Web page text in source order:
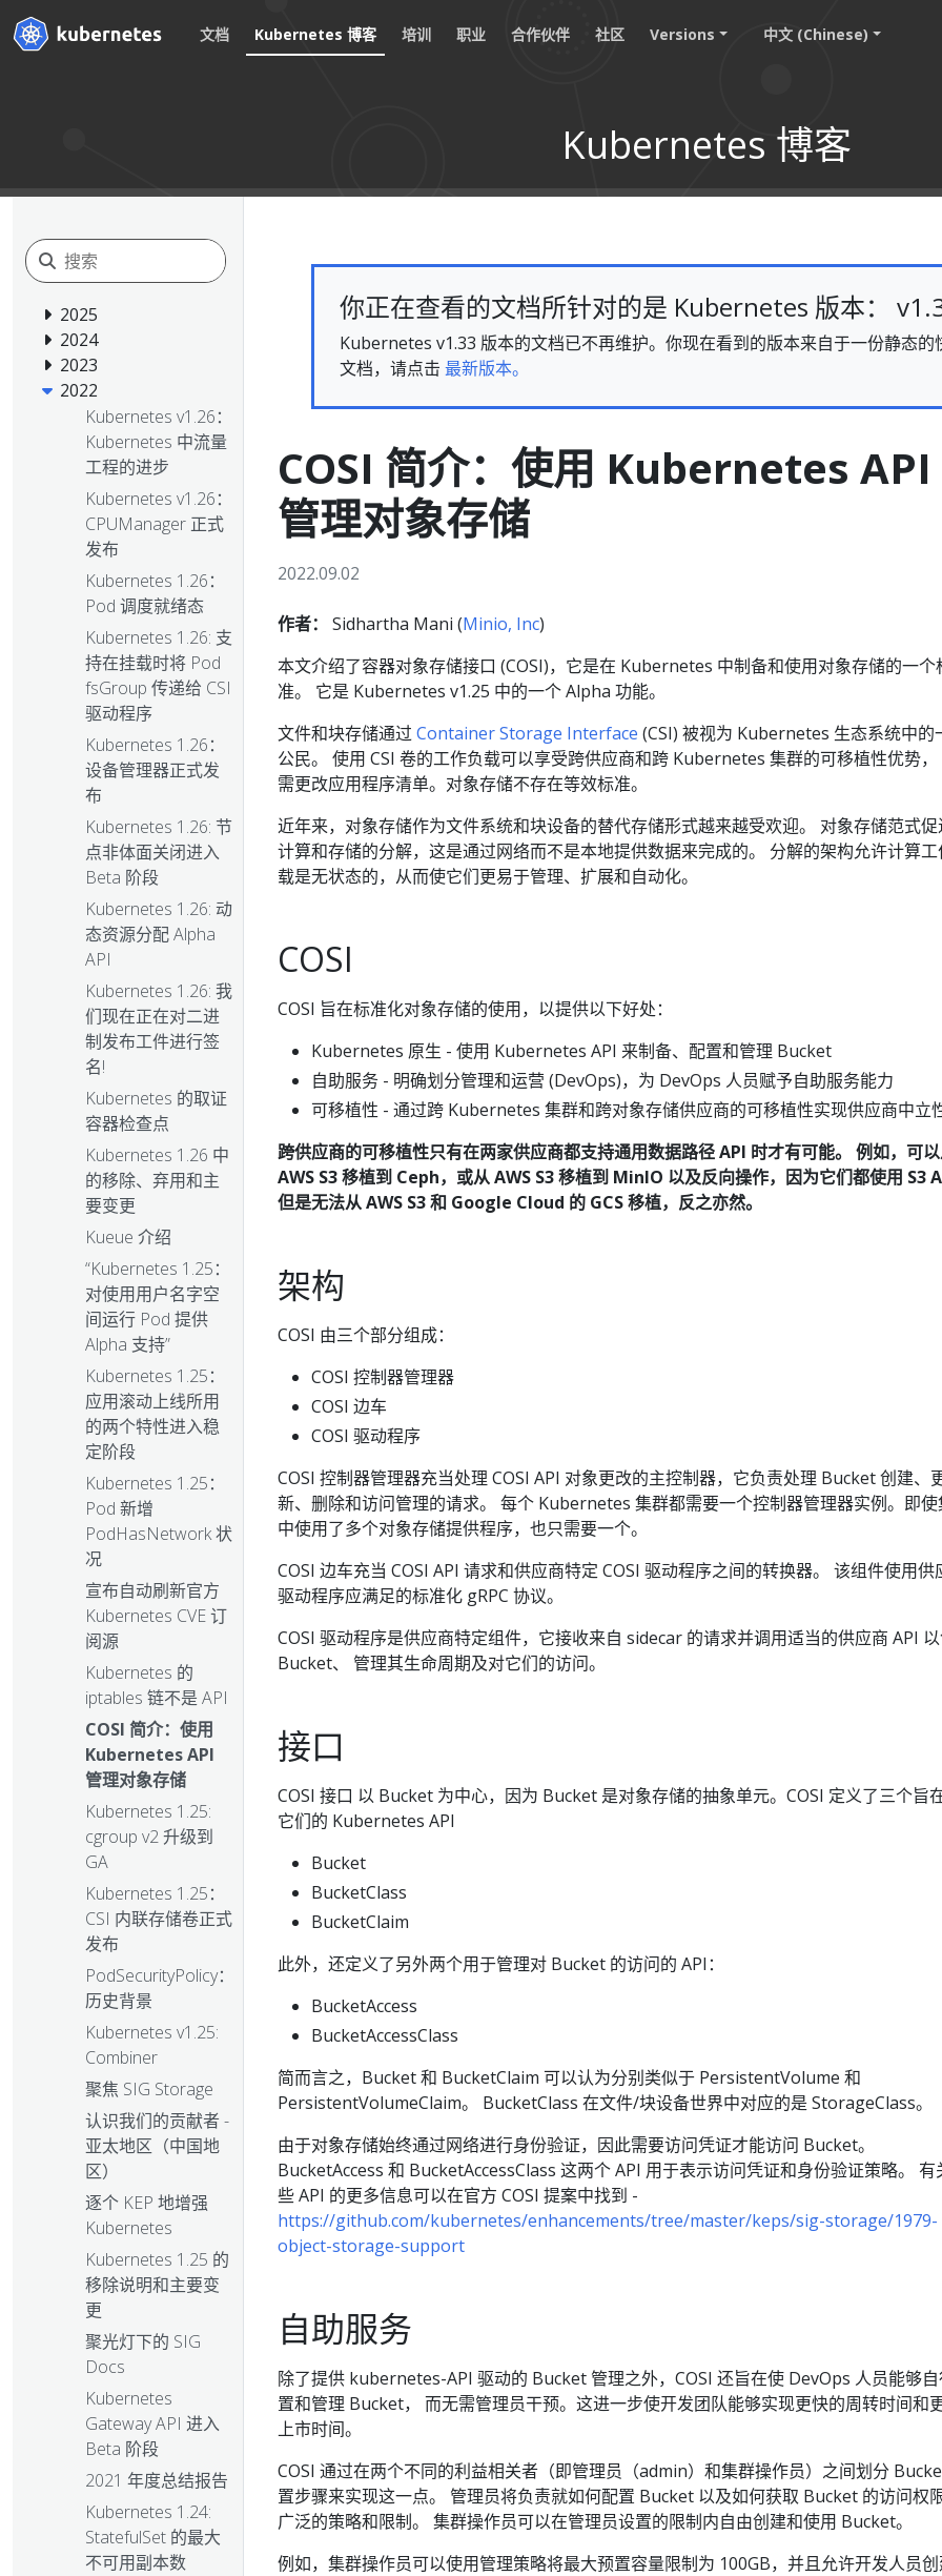
文档 Kubernetes 博客 培训 职业 合作伙伴 社区 Versions 中文 (Chinese)
Kubernetes 博客
2025
2024
2023
2022
Kubernetes v1.26：
Kubernetes 中流量
工程的进步
Kubernetes v1.26：
CPUManager 正式
发布
Kubernetes 1.26：
Pod 调度就绪态
Kubernetes 1.26: 支
持在挂载时将 Pod
fsGroup 传递给 CSI
驱动程序
Kubernetes 1.26：
设备管理器正式发
布
Kubernetes 1.26: 节
点非体面关闭进入
Beta 阶段
Kubernetes 1.26: 动
态资源分配 Alpha
API
Kubernetes 1.26: 我
们现在正在对二进
制发布工件进行签
名!
Kubernetes 的取证
容器检查点
Kubernetes 1.26 中
的移除、弃用和主
要变更
Kueue 介绍
“Kubernetes 1.25：
对使用用户名字空
间运行 Pod 提供
Alpha 支持”
Kubernetes 1.25：
应用滚动上线所用
的两个特性进入稳
定阶段
Kubernetes 1.25：
Pod 新增
PodHasNetwork 状
况
宣布自动刷新官方
Kubernetes CVE 订
阅源
Kubernetes 的
iptables 链不是 API
COSI 简介：使用
Kubernetes API
管理对象存储
Kubernetes 1.25:
cgroup v2 升级到
GA
Kubernetes 1.25：
CSI 内联存储卷正式
发布
PodSecurityPolicy：
历史背景
Kubernetes v1.25:
Combiner
聚焦 SIG Storage
认识我们的贡献者 -
亚太地区（中国地
区）
逐个 KEP 地增强
Kubernetes
Kubernetes 1.25 的
移除说明和主要变
更
聚光灯下的 SIG
Docs
Kubernetes
Gateway API 进入
Beta 阶段
2021 年度总结报告
Kubernetes 1.24:
StatefulSet 的最大
不可用副本数
你正在查看的文档所针对的是 Kubernetes 版本：
Kubernetes v1.33 版本的文档已不再维护。你现在看到的版本来自于一份静态的
文档，请点击 最新版本。
COSI 简介：使用 Kubernetes API
管理对象存储
2022.09.02
作者： Sidhartha Mani (Minio, Inc)
本文介绍了容器对象存储接口 (COSI)，它是在 Kubernetes 中制备和使用对象存储的一个
准。 它是 Kubernetes v1.25 中的一个 Alpha 功能。
文件和块存储通过 Container Storage Interface (CSI) 被视为 Kubernetes 生态系统中的
公民。 使用 CSI 卷的工作负载可以享受跨供应商和跨 Kubernetes 集群的可移植性优势，
需更改应用程序清单。对象存储不存在等效标准。
近年来，对象存储作为文件系统和块设备的替代存储形式越来越受欢迎。 对象存储范式
计算和存储的分解，这是通过网络而不是本地提供数据来完成的。 分解的架构允许计算
载是无状态的，从而使它们更易于管理、扩展和自动化。
COSI
COSI 旨在标准化对象存储的使用，以提供以下好处：
Kubernetes 原生 - 使用 Kubernetes API 来制备、配置和管理 Bucket
自助服务 - 明确划分管理和运营 (DevOps)，为 DevOps 人员赋予自助服务能力
可移植性 - 通过跨 Kubernetes 集群和跨对象存储供应商的可移植性实现供应商中立
跨供应商的可移植性只有在两家供应商都支持通用数据路径 API 时才有可能。 例如，可
AWS S3 移植到 Ceph，或从 AWS S3 移植到 MinIO 以及反向操作，因为它们都使用 S3
但是无法从 AWS S3 和 Google Cloud 的 GCS 移植，反之亦然。
架构
COSI 由三个部分组成：
COSI 控制器管理器
COSI 边车
COSI 驱动程序
COSI 控制器管理器充当处理 COSI API 对象更改的主控制器，它负责处理 Bucket 创建、
新、删除和访问管理的请求。 每个 Kubernetes 集群都需要一个控制器管理器实例。即使
中使用了多个对象存储提供程序，也只需要一个。
COSI 边车充当 COSI API 请求和供应商特定 COSI 驱动程序之间的转换器。 该组件使用供
驱动程序应满足的标准化 gRPC 协议。
COSI 驱动程序是供应商特定组件，它接收来自 sidecar 的请求并调用适当的供应商 API
Bucket、 管理其生命周期及对它们的访问。
接口
COSI 接口 以 Bucket 为中心，因为 Bucket 是对象存储的抽象单元。COSI 定义了三个旨
它们的 Kubernetes API
Bucket
BucketClass
BucketClaim
此外，还定义了另外两个用于管理对 Bucket 的访问的 API：
BucketAccess
BucketAccessClass
简而言之，Bucket 和 BucketClaim 可以认为分别类似于 PersistentVolume 和
PersistentVolumeClaim。 BucketClass 在文件/块设备世界中对应的是 StorageClass。
由于对象存储始终通过网络进行身份验证，因此需要访问凭证才能访问 Bucket。
BucketAccess 和 BucketAccessClass 这两个 API 用于表示访问凭证和身份验证策略。 有
些 API 的更多信息可以在官方 COSI 提案中找到 -
https://github.com/kubernetes/enhancements/tree/master/keps/sig-storage/1979-
object-storage-support
自助服务
除了提供 kubernetes-API 驱动的 Bucket 管理之外，COSI 还旨在使 DevOps 人员能够
置和管理 Bucket， 而无需管理员干预。这进一步使开发团队能够实现更快的周转时间和
上市时间。
COSI 通过在两个不同的利益相关者（即管理员（admin）和集群操作员）之间划分
置步骤来实现这一点。 管理员将负责就如何配置 Bucket 以及如何获取 Bucket 的访问权
广泛的策略和限制。 集群操作员可以在管理员设置的限制内自由创建和使用 Bucket。
例如，集群操作员可以使用管理策略将最大预置容量限制为 100GB，并且允许开发人员